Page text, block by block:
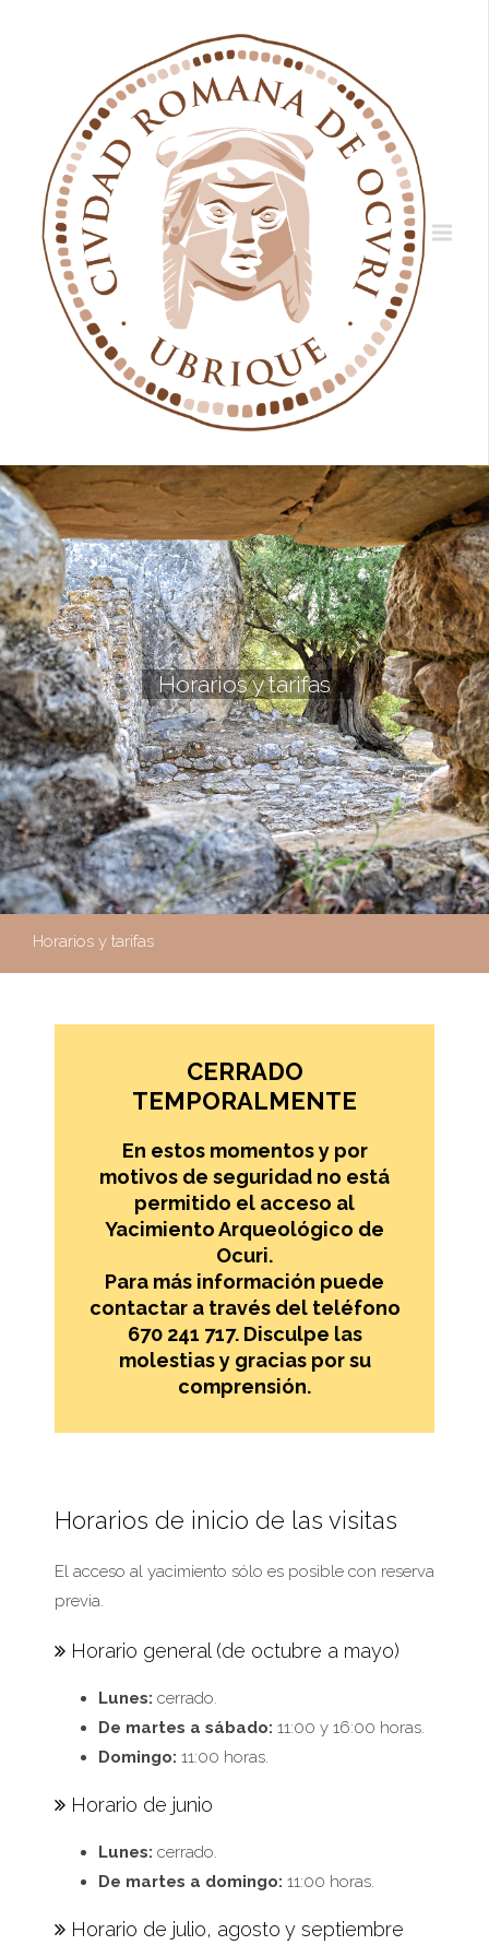
Horarios y tarifas
Horarios y tarifas
CERRADO
TEMPORALMENTE
En estos momentos y por
motivos de seguridad no está
permitido el acceso al
Yacimiento Arqueológico de
Ocuri.
Para más información puede
contactar a través del teléfono
670 241 717. Disculpe las
molestias y gracias por su
comprensión.
Horarios de inicio de las visitas
El acceso al yacimiento sólo es posible con reserva
previa.
Horario general (de octubre a mayo)
Lunes: cerrado.
De martes a sábado: 11:00 y 16:00 horas.
Domingo: 11:00 horas.
Horario de junio
Lunes: cerrado.
De martes a domingo: 11:00 horas.
Horario de julio, agosto y septiembre